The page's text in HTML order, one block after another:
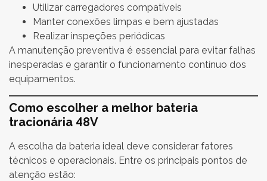
Utilizar carregadores compatíveis
Manter conexões limpas e bem ajustadas
Realizar inspeções periódicas
A manutenção preventiva é essencial para evitar falhas
inesperadas e garantir o funcionamento contínuo dos
equipamentos.
Como escolher a melhor bateria
tracionária 48V
A escolha da bateria ideal deve considerar fatores
técnicos e operacionais. Entre os principais pontos de
atenção estão: